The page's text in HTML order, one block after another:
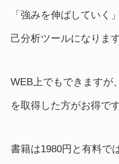
「強みを伸ばしていく
己分析ツールになります
WEB上でもできますが
を取得した方がお得です
書籍は1980円と有料で